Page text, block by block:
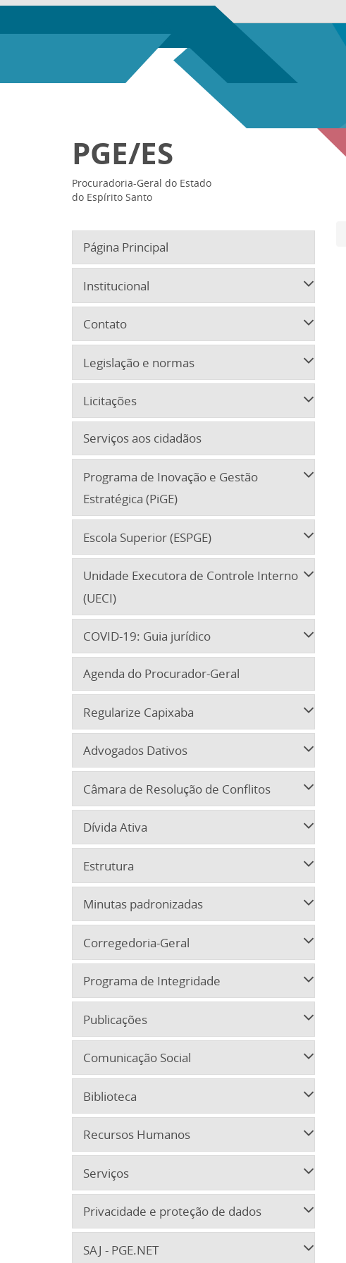
PGE/ES
Procuradoria-Geral do Estado
do Espírito Santo
Página Principal
Institucional
Contato
Legislação e normas
Licitações
Serviços aos cidadãos
Programa de Inovação e Gestão
Estratégica (PiGE)
Escola Superior (ESPGE)
Unidade Executora de Controle Interno
(UECI)
COVID-19: Guia jurídico
Agenda do Procurador-Geral
Regularize Capixaba
Advogados Dativos
Câmara de Resolução de Conflitos
Dívida Ativa
Estrutura
Minutas padronizadas
Corregedoria-Geral
Programa de Integridade
Publicações
Comunicação Social
Biblioteca
Recursos Humanos
Serviços
Privacidade e proteção de dados
SAJ - PGE.NET